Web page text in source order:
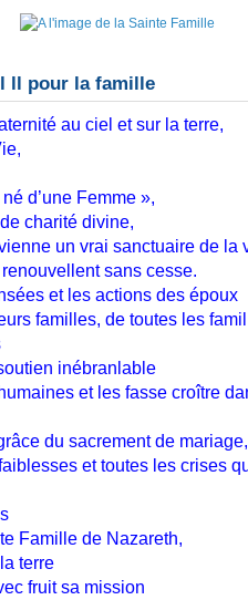
ll pour la famille
au ciel et sur la terre,
d’une Femme »,
charité divine,
un vrai sanctuaire de la
sans cesse.
et les actions des époux
familles, de toutes les
inébranlable
et les fasse croître
du sacrement de mariage,
et toutes les crises
Famille de Nazareth,
terre
fruit sa mission